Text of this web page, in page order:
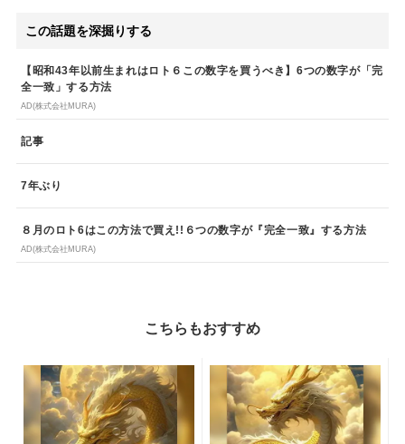
この話題を深掘りする
【昭和43年以前生まれはロト６この数字を買うべき】6つの数字が「完
全一致」する方法
AD(株式会社MURA)
記事
7年ぶり
８月のロト6はこの方法で買え!!６つの数字が『完全一致』する方法
AD(株式会社MURA)
こちらもおすすめ